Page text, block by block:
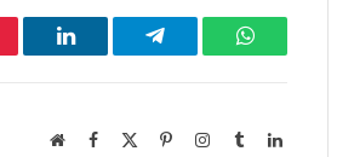
LinkedIn Telegram WhatsApp
WebsiteFacebook PinterestInstagram
TumblrLinkedIn